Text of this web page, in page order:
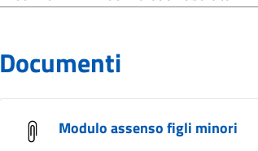
Documenti
Modulo assenso figli minori